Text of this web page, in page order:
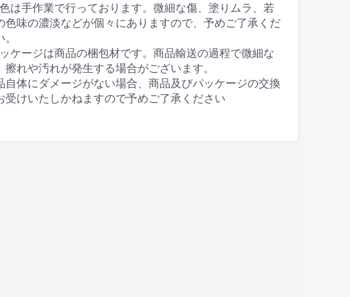
は手作業で行っております。微細な傷、塗りムラ、若
色味の濃淡などが個々にありますので、予めご了承くだ
ケージは商品の梱包材です。商品輸送の過程で微細な
擦れや汚れが発生する場合がございます。
自体にダメージがない場合、商品及びパッケージの交換
受けいたしかねますので予めご了承ください